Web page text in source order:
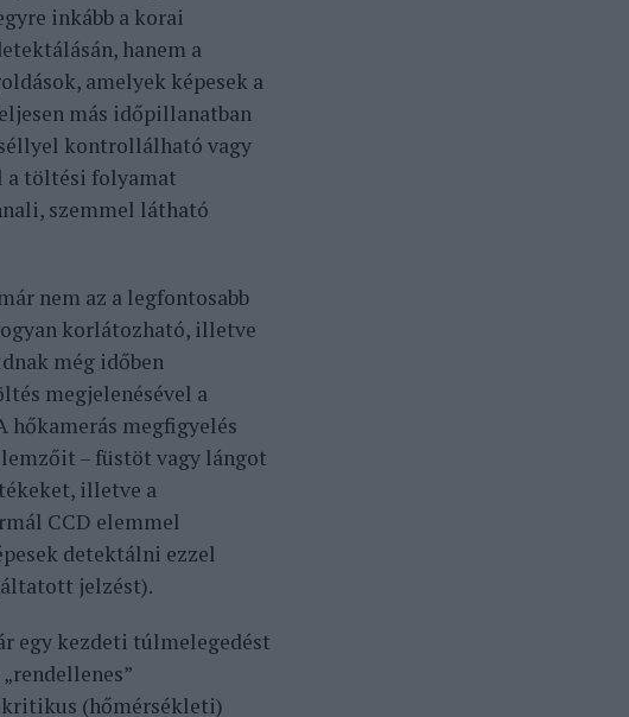
inkább a korai
hanem a
amelyek képesek a
más időpillanatban
kontrollálható vagy
a töltési folyamat
szemmel látható
nem az a legfontosabb
korlátozható, illetve
még időben
megjelenésével a
hőkamerás megfigyelés
– füstöt vagy lángot
illetve a
CCD elemmel
detektálni ezzel
jelzést).
egy kezdeti túlmelegedést
(hőmérsékleti)